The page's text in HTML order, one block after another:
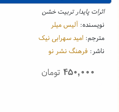
اثرات پایدار تربیت خشن
نویسنده: آلیس میلر
مترجم: امید سهرابی نیک
ناشر: فرهنگ نشر نو
۴۵۰,۰۰۰ تومان